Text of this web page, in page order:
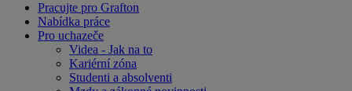
Pracujte pro Grafton
Nabídka práce
Pro uchazeče
Videa - Jak na to
Kariérní zóna
Studenti a absolventi